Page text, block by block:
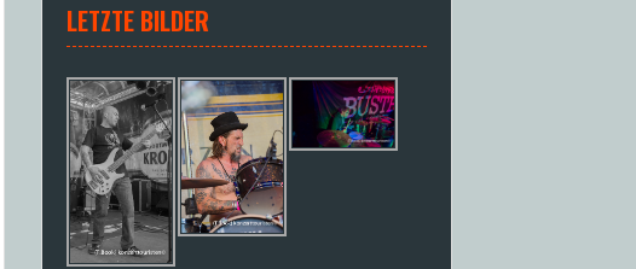
LETZTE BILDER